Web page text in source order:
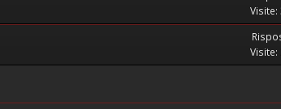
Visite:
Visite: